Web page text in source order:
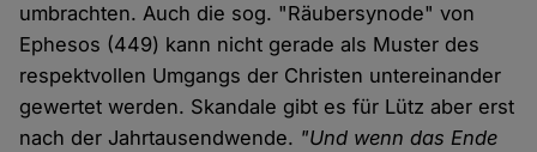
umbrachten. Auch die sog. "Räubersynode" von
Ephesos (449) kann nicht gerade als Muster des
respektvollen Umgangs der Christen untereinander
gewertet werden. Skandale gibt es für Lütz aber erst
nach der Jahrtausendwende. "Und wenn das Ende